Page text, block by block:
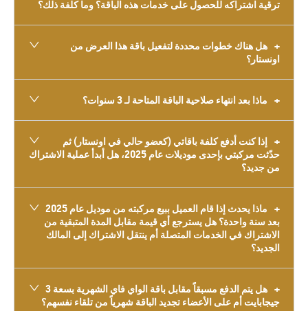
ترقية اشتراكه للحصول على خدمات هذه الباقة؟ وما كلفة ذلك؟
هل هناك خطوات محددة لتفعيل باقة هذا العرض من
اونستار؟
ماذا بعد انتهاء صلاحية الباقة المتاحة لـ 3 سنوات؟
إذا كنت أدفع كلفة باقاتي (كعضو حالي في اونستار) ثم
حدّثت مركبتي بإحدى موديلات عام 2025، هل أبدأ عملية الاشتراك
من جديد؟
ماذا يحدث إذا قام العميل ببيع مركبته من موديل عام 2025
بعد سنة واحدة؟ هل يسترجع أي قيمة مقابل المدة المتبقية من
الاشتراك في الخدمات المتصلة أم ينتقل الاشتراك إلى المالك
الجديد؟
هل يتم الدفع مسبقاً مقابل باقة الواي فاي الشهرية بسعة 3
جيجابايت أم على الأعضاء تجديد الباقة شهرياً من تلقاء نفسهم؟